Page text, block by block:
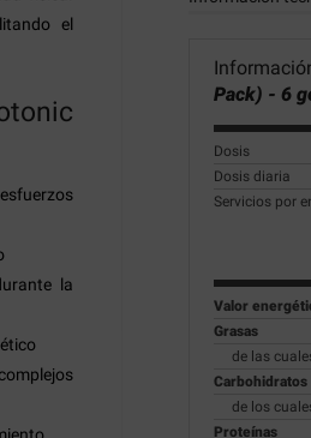
el
la
Pack) - 6
Dosis
Dosis diaria
Servicios por
Valor
Grasas
de las
Carbohidratos
de los
Proteínas